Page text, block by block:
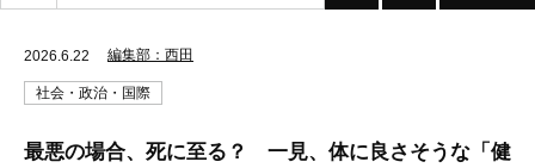
2026.6.22 編集部：西田
社会・政治・国際
最悪の場合、死に至る？ 一見、体に良さそうな「健